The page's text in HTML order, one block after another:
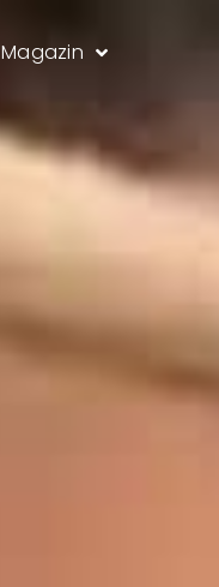
Magazin